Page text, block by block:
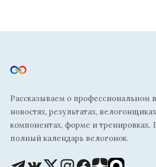
Рассказываем о профессиональном
новостях, результатах,
компонентах, форме и
полный календарь велогонок.